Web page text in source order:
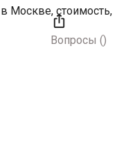

Вопросы ()